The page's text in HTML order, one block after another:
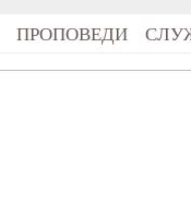
ПРОПОВЕДИ